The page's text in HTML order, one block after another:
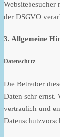
Websitebesucher
der DSGVO
3. Allgemeine
Datenschutz
Die Betreiber
Daten sehr ernst.
vertraulich und